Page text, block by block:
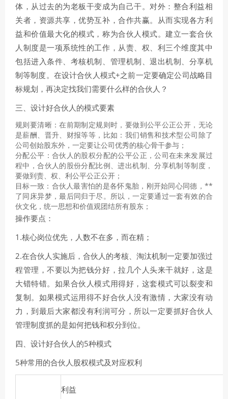
体，从过去的为老板干变成为自己干。对外：整合利益相
关者，资源共享，优势互补，合作共赢。从而实现各方利
益和价值最大化的模式，称为合伙人模式。建立一套合伙
人制度是一项系统性的工作，从责、权、利三个维度其中
包括进入条件、考核机制、管理机制、退出机制、分享机
制等制度。在设计合伙人模式+之前一定要确定公司战略目
标规划，再决定找我们需要什么样的合伙人？
三、设计好合伙人的模式要素
规则要清晰：在前期制定规则时，要做到公平公正公开，无论
是薪酬、晋升、财报等等，比如：我们销售和技术型公司除了
公司创始股东外，一定要让公司优秀的核心骨干参与；
分配公平：合伙人的股权分配的公平公正，公司在未来发展过
程中，合伙人的股份分配比例、进出机制、分享机制等制度，
要做到责、权、利公平公正公开；
目标一致：合伙人最害怕的是各怀鬼胎，刚开始同心同德，**
了同床异梦，最后同归于尽。所以，一定要通过一套有效的合
伙文化，统一思想和价值观团结所有股东；
操作要点：
1.核心岗位优先，人数不在多，而在精；
2.在合伙人实施后，合伙人的考核、淘汰机制一定要加强过
程管理，不要以为把钱分好，拉几个人头来干就好，这是
大错特错。如果合伙人模式用得好，这套模式可以裂变和
复制。如果模式运用得不好合伙人没有激情，大家没有动
力，到最后大家都没有利润可分，所以一定要抓好合伙人
管理制度抓的是如何把钱和权分到位。
四、设计好合伙人的5种模式
5种常用的合伙人股权模式及对应权利
利益